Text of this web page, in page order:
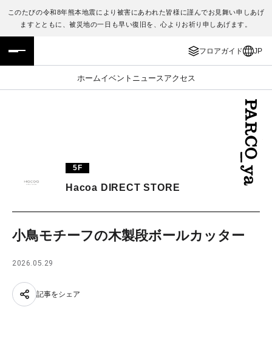
このたびの令和8年熊本地震により被害にあわれた皆様に謹んでお見舞い申しあげ
ますとともに、被災地の一日も早い復旧を、心よりお祈り申しあげます。
フロアガイド JP
ホームイベント ニュース アクセス
フロアガイド
施設案内・アクセス
TAX FREE
ENGLISH
繁体字
日本語
5F
Hacoa DIRECT STORE
小鳥モチーフの木製段ボールカッター
2026.05.29
記事をシェア